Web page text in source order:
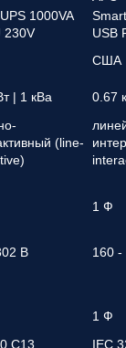
1000VA
230V
USB
США
| 1 кВа 0.67
(line-
1 Ф
В 160 -
1 Ф
C13
IEC